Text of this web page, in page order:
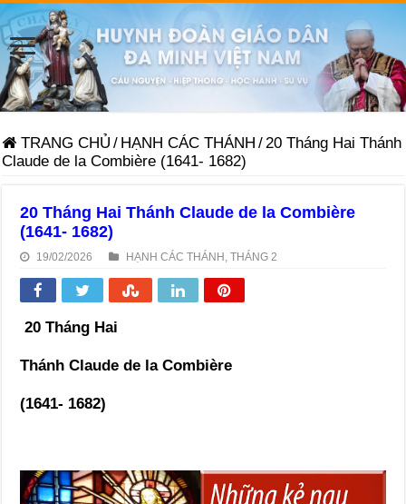
TRANG CHỦ / HẠNH CÁC THÁNH / 20 Tháng Hai Thánh
Claude de la Combière (1641- 1682)
20 Tháng Hai Thánh Claude de la Combière
(1641- 1682)
19/02/2026 HẠNH CÁC THÁNH ,THÁNG 2
20 Tháng Hai
Thánh Claude de la Combière
(1641- 1682)